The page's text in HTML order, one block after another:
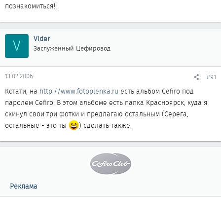
познакомиться!!
V Vider
Заслуженный Цефировод
13.02.2006 #91
Кстати, на http://www.fotoplenka.ru есть альбом Cefiro под
паролем Cefiro. В этом альбоме есть папка Красноярск, куда я
скинул свои три фотки и предлагаю остальным (Серега,
остальные - это ты
) сделать также.
Реклама